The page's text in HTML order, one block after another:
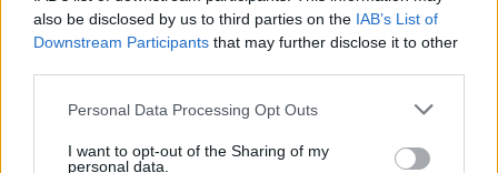
also be disclosed by us to third parties on the IAB’s List of
Downstream Participants that may further disclose it to other
Personal Data Processing Opt Outs
I want to opt-out of the Sharing of my
personal data.
tratta del gruppo che ha sicuramente una minor propensione a
scrivere SMS”, ha affermato Francesca Quagliata,Digital
transazionali o promozionali probabilmente risiede proprio nel
fatto che vengano considerati del tutto esterni alla sfera privata,